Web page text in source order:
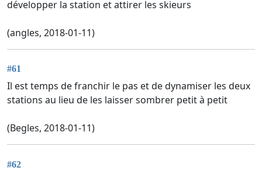
développer la station et attirer les skieurs
(angles, 2018-01-11)
#61
Il est temps de franchir le pas et de dynamiser les deux
stations au lieu de les laisser sombrer petit à petit
(Begles, 2018-01-11)
#62